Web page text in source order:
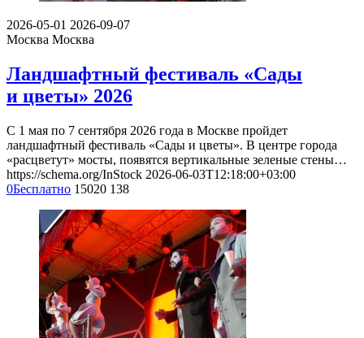
2026-05-01 2026-09-07
Москва Москва
Ландшафтный фестиваль «Сады
и цветы» 2026
С 1 мая по 7 сентября 2026 года в Москве пройдет
ландшафтный фестиваль «Сады и цветы». В центре города
«расцветут» мосты, появятся вертикальные зеленые стены…
https://schema.org/InStock 2026-06-03T12:18:00+03:00
0Бесплатно 15020 138